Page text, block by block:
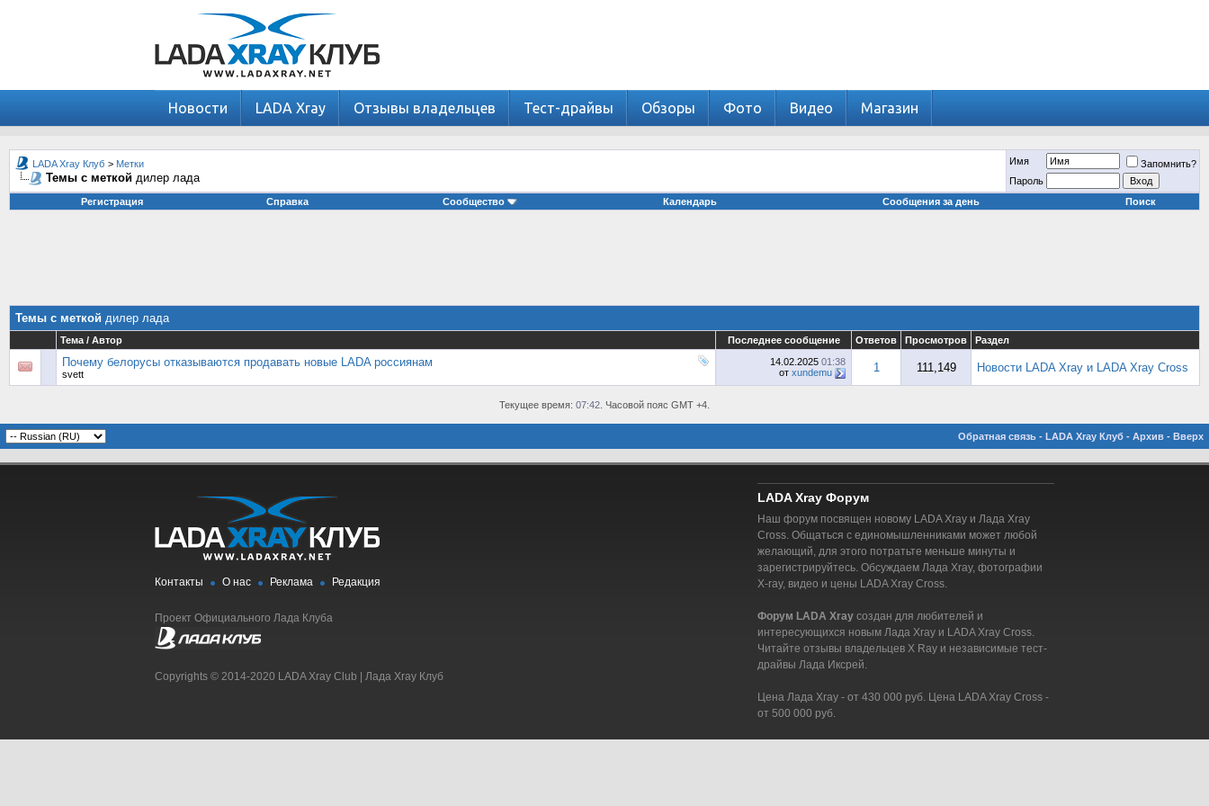
Новости LADA Xray Отзывы владельцев Тест-драйвы Обзоры Фото Видео Магазин
LADA Xray Клуб > Метки
Темы с меткой дилер лада
Имя
Запомнить?
Пароль
Регистрация
Справка Сообщество Календарь Сообщения за день Поиск
Темы с меткой дилер лада
Тема / Автор Последнее сообщение Ответов Просмотров Раздел
Почему белорусы отказываются продавать новые LADA россиянам
svett
14.02.2025 01:38
от xundemu 1 111,149 Новости LADA Xray и LADA Xray Cross
Текущее время: 07:42 . Часовой пояс GMT +4.
Обратная связь - LADA Xray Клуб - Архив - Вверх
Контакты О нас Реклама Редакция
Проект Официального Лада Клуба
Copyrights © 2014-2020 LADA Xray Club | Лада Xray Клуб
LADA Xray Форум
Наш форум посвящен новому LADA Xray и Лада Xray
Cross. Общаться с единомышленниками может любой
желающий, для этого потратьте меньше минуты и
зарегистрируйтесь. Обсуждаем Лада Xray, фотографии
X-ray, видео и цены LADA Xray Cross.
Форум LADA Xray создан для любителей и
интересующихся новым Лада Xray и LADA Xray Cross.
Читайте отзывы владельцев X Ray и независимые тест-
драйвы Лада Иксрей.
Цена Лада Xray - от 430 000 руб. Цена LADA Xray Cross -
от 500 000 руб.